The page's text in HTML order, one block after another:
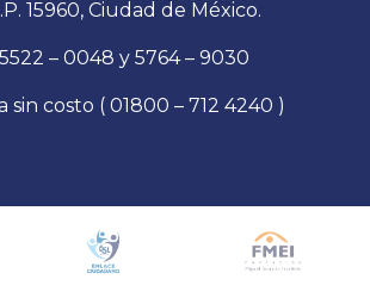
15960, Ciudad de México.
5522 – 0048 y 5764 – 9030
sin costo ( 01800 – 712 4240 )